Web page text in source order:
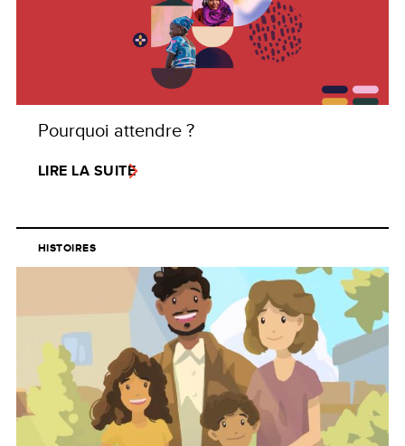
Pourquoi attendre ?
LIRE LA SUITE
HISTOIRES